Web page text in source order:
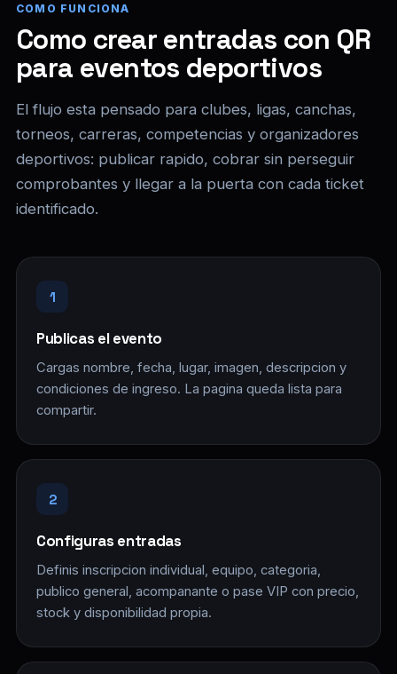
COMO FUNCIONA
Como crear entradas con QR
para eventos deportivos
El flujo esta pensado para clubes, ligas, canchas,
torneos, carreras, competencias y organizadores
deportivos: publicar rapido, cobrar sin perseguir
comprobantes y llegar a la puerta con cada ticket
identificado.
1
Publicas el evento
Cargas nombre, fecha, lugar, imagen, descripcion y
condiciones de ingreso. La pagina queda lista para
compartir.
2
Configuras entradas
Definis inscripcion individual, equipo, categoria,
publico general, acompanante o pase VIP con precio,
stock y disponibilidad propia.